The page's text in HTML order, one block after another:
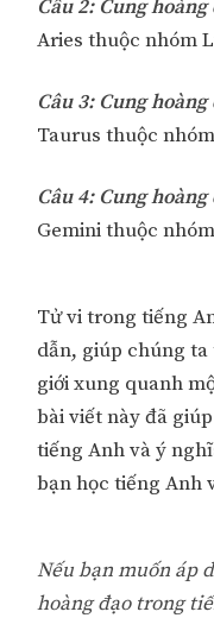
Câu 2: Cung
Aries thuộc nhóm
Câu 3: Cung
Taurus thuộc
Câu 4: Cung
Gemini thuộc
Tử vi trong tiếng
dẫn, giúp chúng
giới xung quanh
bài viết này đã
tiếng Anh và ý
bạn học tiếng Anh
Nếu bạn muốn áp
hoàng đạo trong